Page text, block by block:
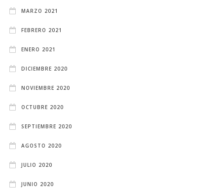
MARZO 2021
FEBRERO 2021
ENERO 2021
DICIEMBRE 2020
NOVIEMBRE 2020
OCTUBRE 2020
SEPTIEMBRE 2020
AGOSTO 2020
JULIO 2020
JUNIO 2020